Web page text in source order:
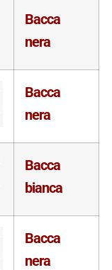
Bacca
nera
Bacca
nera
Bacca
bianca
Bacca
nera